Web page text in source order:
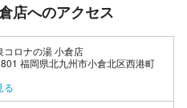
店へのアクセス
コロナの湯 小倉店
福岡県北九州市小倉北区西港町
る